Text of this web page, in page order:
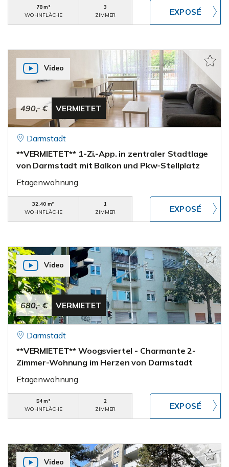
78 m²
WOHNFLÄCHE
3
ZIMMER
490,- € VERMIETET
Video
Darmstadt
**VERMIETET** 1-Zi.-App. in zentraler Stadtlage
von Darmstadt mit Balkon und Pkw-Stellplatz
Etagenwohnung
32,40 m²
WOHNFLÄCHE
1
ZIMMER
680,- € VERMIETET
Video
Darmstadt
**VERMIETET** Woogsviertel - Charmante 2-
Zimmer-Wohnung im Herzen von Darmstadt
Etagenwohnung
54 m²
WOHNFLÄCHE
2
ZIMMER
Video